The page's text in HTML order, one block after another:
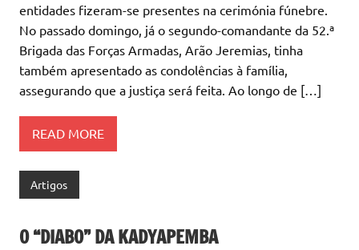
entidades fizeram-se presentes na cerimónia fúnebre.
No passado domingo, já o segundo-comandante da 52.ª
Brigada das Forças Armadas, Arão Jeremias, tinha
também apresentado as condolências à família,
assegurando que a justiça será feita. Ao longo de […]
READ MORE
Artigos
O “DIABO” DA KADYAPEMBA